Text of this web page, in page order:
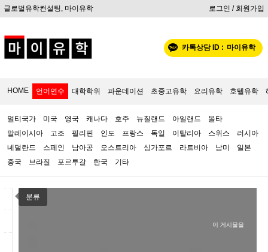
글로벌유학컨설팅, 마이유학 로그인 / 회원가입
카톡상담 ID : 마이유학
HOME 언어연수 대학학위 파운데이션 초중고유학 요리유학 호텔유학
멀티국가 미국 영국 캐나다 호주 뉴질랜드 아일랜드
몰타
말레이시아
고조 필리핀 인도 프랑스 독일 이탈리아 스위스
러시아
네덜란드
스페인 남아공 오스트리아 싱가포르 라트비아 남미
일본
중국
브라질 포르투갈 한국 기타
분류
이 게시물을